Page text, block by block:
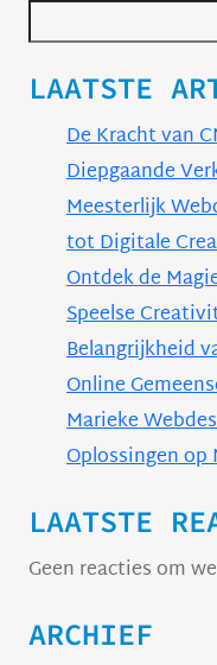
LAATSTE
De Kracht van
Diepgaande
Meesterlijk
tot Digitale
Ontdek de
Speelse
Belangrijkheid
Online
Marieke
Oplossingen op
LAATSTE
Geen reacties om
ARCHIEF